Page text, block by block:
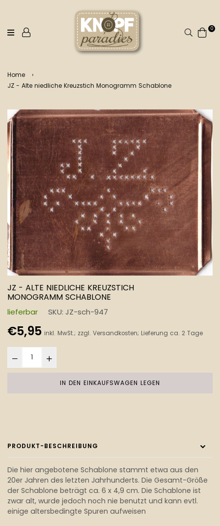
Suchen
0
Home
›
JZ - Alte niedliche Kreuzstich Monogramm Schablone
JZ - ALTE NIEDLICHE KREUZSTICH
MONOGRAMM SCHABLONE
lieferbar SKU: JZ-sch-947
Normaler
Preis
€5,95 inkl. MwSt.; zzgl. Versandkosten; Lieferung ca. 2 Tage
IN DEN EINKAUFSWAGEN LEGEN
PRODUKT-BESCHREIBUNG
Die hier angebotene Schablone stammt etwa aus den
20er Jahren des letzten Jahrhunderts. Die Gesamt-Größe
der Schablone beträgt ca. 6 x 4,9 cm. Die Schablone ist
zwar alt, wurde jedoch noch nie benutzt und kann evtl.
einige altersbedingte Spuren aufweisen